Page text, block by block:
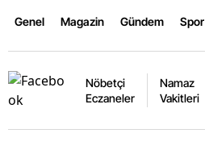
Genel Magazin Gündem Spor
Nöbetçi
Eczaneler
Namaz
Vakitleri